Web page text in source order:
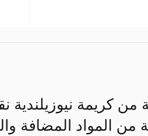
المواد المضافة